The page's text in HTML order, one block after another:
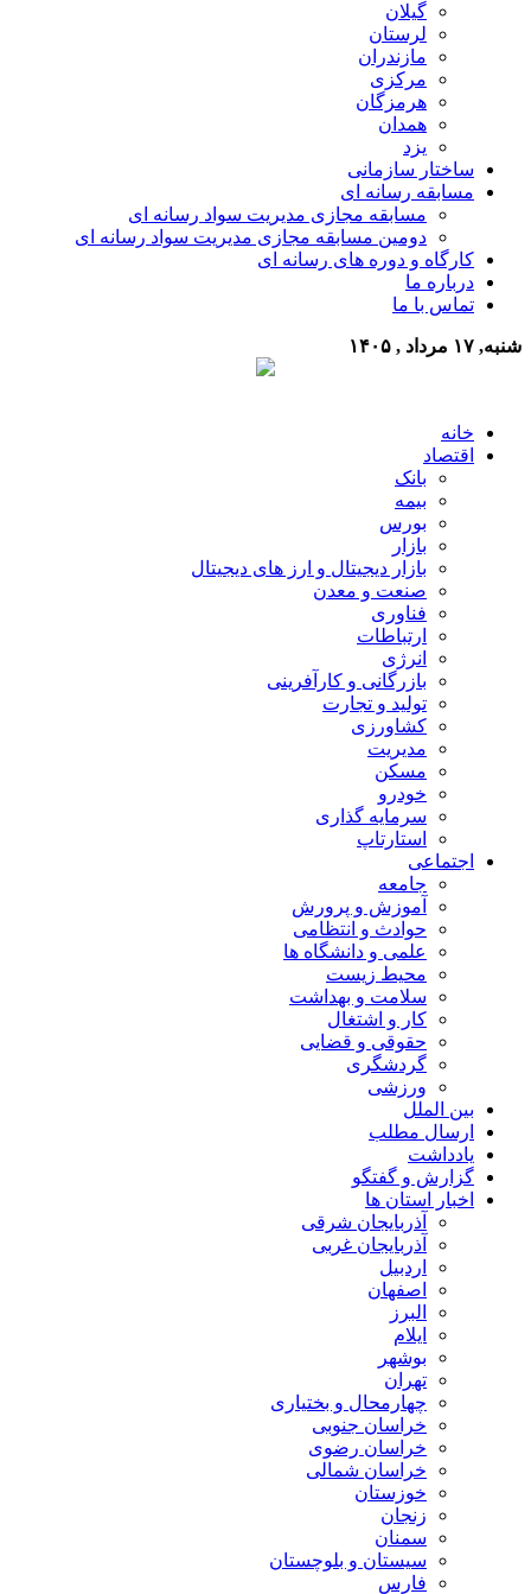
گیلان
لرستان
مازندران
مرکزی
هرمزگان
همدان
یزد
ساختار سازمانی
مسابقه رسانه ای
مسابقه مجازی مدیریت سواد رسانه ای
دومین مسابقه مجازی مدیریت سواد رسانه ای
کارگاه و دوره های رسانه ای
درباره ما
تماس با ما
شنبه, ۱۷ مرداد , ۱۴۰۵
خانه
اقتصاد
بانک
بیمه
بورس
بازار
بازار دیجیتال و ارز های دیجیتال
صنعت و معدن
فناوری
ارتباطات
انرژی
بازرگانی و کارآفرینی
تولید و تجارت
کشاورزی
مدیریت
مسکن
خودرو
سرمایه گذاری
استارتاپ
اجتماعی
جامعه
آموزش و پرورش
حوادث و انتظامی
علمی و دانشگاه ها
محیط زیست
سلامت و بهداشت
کار و اشتغال
حقوقی و قضایی
گردشگری
ورزشی
بین الملل
ارسال مطلب
یادداشت
گزارش و گفتگو
اخبار استان ها
آذربایجان شرقی
آذربایجان غربی
اردبیل
اصفهان
البرز
ایلام
بوشهر
تهران
چهارمحال و بختیاری
خراسان جنوبی
خراسان رضوی
خراسان شمالی
خوزستان
زنجان
سمنان
سیستان و بلوچستان
فارس